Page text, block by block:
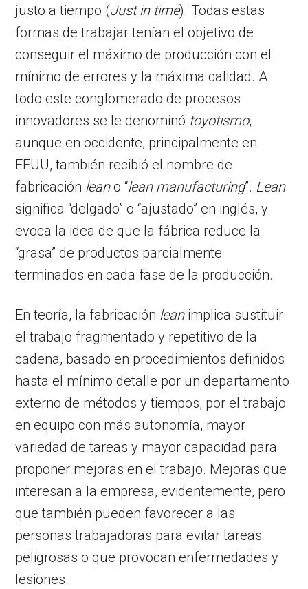
justo a tiempo (Just in time). Todas estas
formas de trabajar tenían el objetivo de
conseguir el máximo de producción con el
mínimo de errores y la máxima calidad. A
todo este conglomerado de procesos
innovadores se le denominó toyotismo,
aunque en occidente, principalmente en
EEUU, también recibió el nombre de
fabricación leano “lean manufacturing”. Lean
significa “delgado” o “ajustado” en inglés, y
evoca la idea de que la fábrica reduce la
“grasa” de productos parcialmente
terminados en cada fase de la producción.
En teoría, la fabricación leanimplica sustituir
el trabajo fragmentado y repetitivo de la
cadena, basado en procedimientos definidos
hasta el mínimo detalle por un departamento
externo de métodos y tiempos, por el trabajo
en equipo con más autonomía, mayor
variedad de tareas y mayor capacidad para
proponer mejoras en el trabajo. Mejoras que
interesan a la empresa, evidentemente, pero
que también pueden favorecer a las
personas trabajadoras para evitar tareas
peligrosas o que provocan enfermedades y
lesiones.